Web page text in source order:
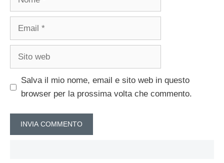
Email
Sito
Salva il mio nome, email e sito web in questo
browser per la prossima volta che commento.